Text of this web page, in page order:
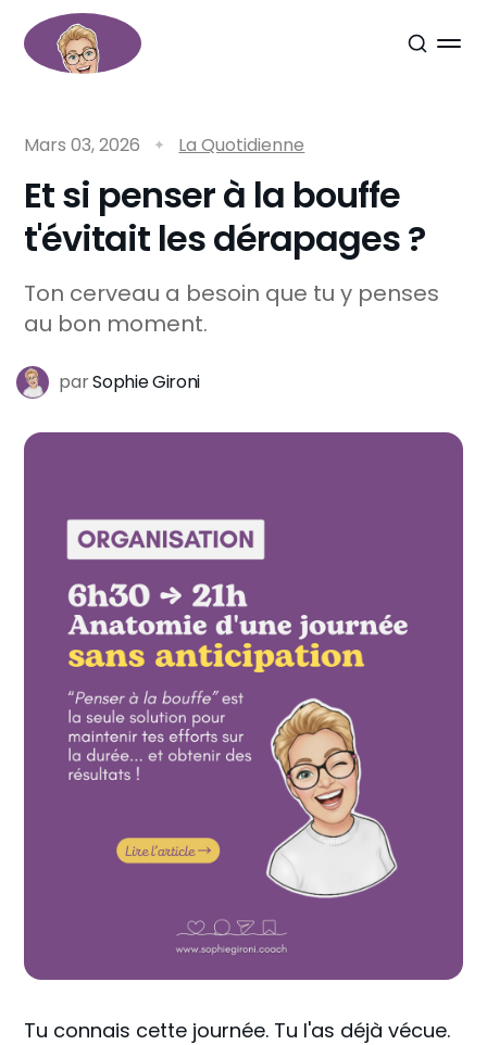
Mars 03, 2026 La Quotidienne
Et si penser à la bouffe
t'évitait les dérapages ?
Ton cerveau a besoin que tu y penses
au bon moment.
parSophie Gironi
Tu connais cette journée. Tu l'as déjà vécue.